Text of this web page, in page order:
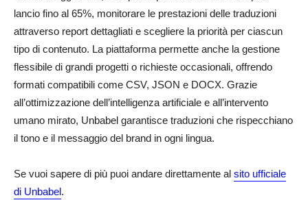
lancio fino al 65%, monitorare le prestazioni delle traduzioni
attraverso report dettagliati e scegliere la priorità per ciascun
tipo di contenuto. La piattaforma permette anche la gestione
flessibile di grandi progetti o richieste occasionali, offrendo
formati compatibili come CSV, JSON e DOCX. Grazie
all’ottimizzazione dell’intelligenza artificiale e all’intervento
umano mirato, Unbabel garantisce traduzioni che rispecchiano
il tono e il messaggio del brand in ogni lingua.
Se vuoi sapere di più puoi andare direttamente al sito ufficiale
di Unbabel.